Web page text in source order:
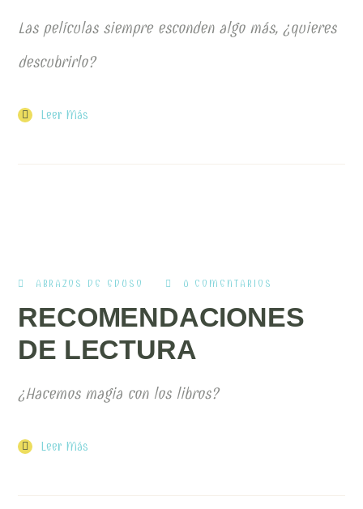
Las películas siempre esconden algo más, ¿quieres
descubrirlo?
Leer Más
ABRAZOS DE EDUSO 0 COMENTARIOS
RECOMENDACIONES
DE LECTURA
¿Hacemos magia con los libros?
Leer Más